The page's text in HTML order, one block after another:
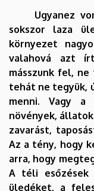
Ugyanez
sokszor laza
környezet
valahová azt
másszunk fel,
tehát ne tegyük,
menni. Vagy
növények,
zavarást,
Az a tény, hogy
arra, hogy
A téli esőzések
üledéket, a